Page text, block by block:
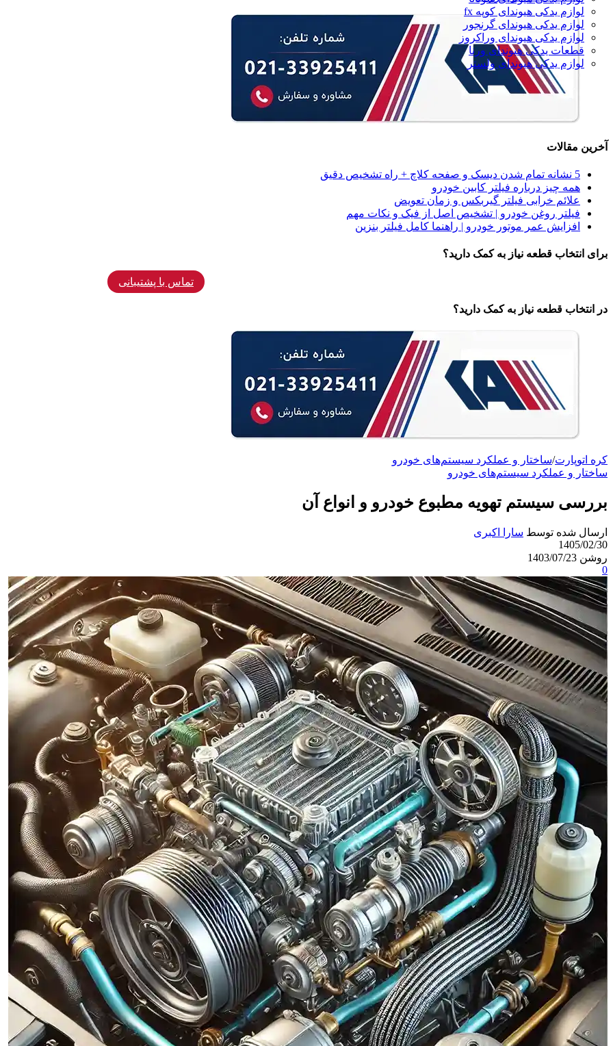
لوازم یدکی هیوندای کوپه fx
لوازم یدکی هیوندای گرنجور
لوازم یدکی هیوندای وراکروز
قطعات یدکی هیوندای ورنا
لوازم یدکی هیوندای ولستر
آخرین مقالات
5 نشانه‌ تمام شدن دیسک و صفحه کلاچ + راه تشخیص دقیق
همه‌ چیز درباره فیلتر کابین خودرو
علائم خرابی فیلتر گیربکس و زمان تعویض
فیلتر روغن خودرو | تشخیص اصل از فیک و نکات مهم
افزایش عمر موتور خودرو | راهنما کامل فیلتر بنزین
برای انتخاب قطعه نیاز به کمک دارید؟
تماس با پشتیبانی
در انتخاب قطعه نیاز به کمک دارید؟
کره اتوپارت/ساختار و عملکرد سیستم‌های خودرو
ساختار و عملکرد سیستم‌های خودرو
بررسی سیستم تهویه مطبوع خودرو و انواع آن
ارسال شده توسط سارا اکبری
1405/02/30
روشن 1403/07/23
0